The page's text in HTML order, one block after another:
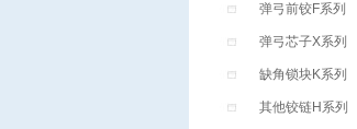
弹弓前铰F系列
弹弓芯子X系列
缺角锁块K系列
其他铰链H系列